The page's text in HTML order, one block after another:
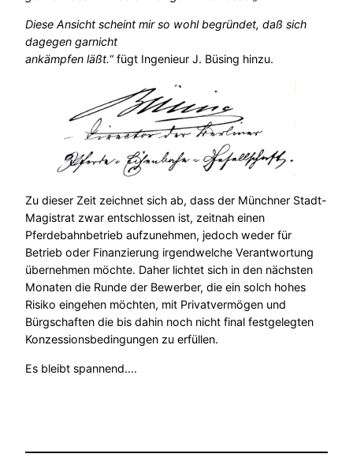
Diese Ansicht scheint mir so wohl begründet, daß sich
dagegen garnicht
ankämpfen läßt.“ fügt Ingenieur J. Büsing hinzu.
Zu dieser Zeit zeichnet sich ab, dass der Münchner Stadt-
Magistrat zwar entschlossen ist, zeitnah einen
Pferdebahnbetrieb aufzunehmen, jedoch weder für
Betrieb oder Finanzierung irgendwelche Verantwortung
übernehmen möchte. Daher lichtet sich in den nächsten
Monaten die Runde der Bewerber, die ein solch hohes
Risiko eingehen möchten, mit Privatvermögen und
Bürgschaften die bis dahin noch nicht final festgelegten
Konzessionsbedingungen zu erfüllen.
Es bleibt spannend….